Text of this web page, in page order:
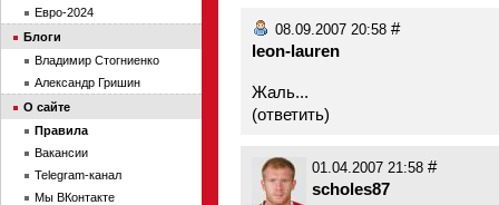
08.09.2007 20:58 #
leon-lauren
Жаль...
(ответить)
01.04.2007 21:58 #
scholes87
Евро-2024
Блоги
Владимир Стогниенко
Александр Гришин
О сайте
Правила
Вакансии
Telegram-канал
Мы ВКонтакте